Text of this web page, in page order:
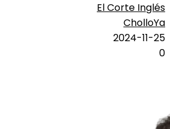
El Corte Inglés
CholloYa
2024-11-25
0